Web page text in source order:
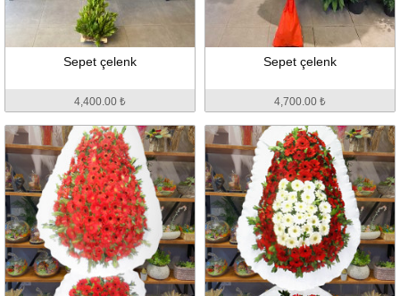
Sepet çelenk
4,400.00 ₺
Sepet çelenk
4,700.00 ₺